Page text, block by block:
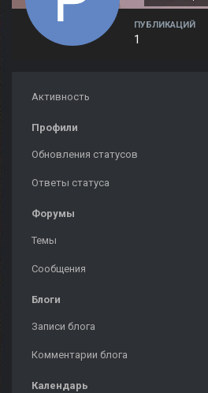
ПУБЛИКАЦИЙ
1
Активность
Профили
Обновления статусов
Ответы статуса
Форумы
Темы
Сообщения
Блоги
Записи блога
Комментарии блога
Календарь